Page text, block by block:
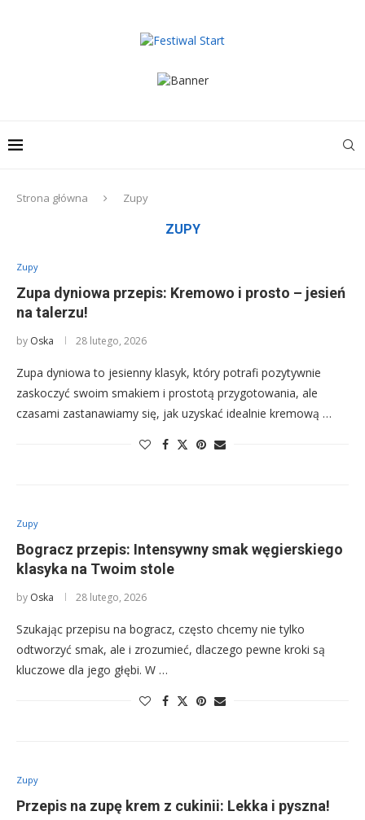
Strona główna Zupy
ZUPY
Zupy
Zupa dyniowa przepis: Kremowo i prosto – jesień
na talerzu!
by Oska 28 lutego, 2026
Zupa dyniowa to jesienny klasyk, który potrafi pozytywnie
zaskoczyć swoim smakiem i prostotą przygotowania, ale
czasami zastanawiamy się, jak uzyskać idealnie kremową …
Zupy
Bogracz przepis: Intensywny smak węgierskiego
klasyka na Twoim stole
by Oska 28 lutego, 2026
Szukając przepisu na bogracz, często chcemy nie tylko
odtworzyć smak, ale i zrozumieć, dlaczego pewne kroki są
kluczowe dla jego głębi. W …
Zupy
Przepis na zupę krem z cukinii: Lekka i pyszna!